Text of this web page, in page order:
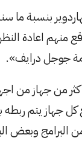
بنسبة
منهم اعادة
جوجل درايف».
من جهاز من
لهم ٥ جيجابايت مع
البيانات يكون في